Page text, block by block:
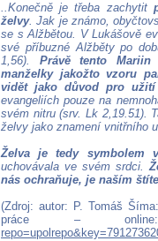
..Konečně je třeba zachytit
želvy. Jak je známo,
se s Alžbětou. V Lukášově
své příbuzné Alžběty po
1,56). Právě tento
manželky jakožto vzoru
vidět jako důvod pro
evangeliích pouze na
svém nitru (srv. Lk 2,19.51).
želvy jako znamení vnitřního
Želva je tedy symbolem
uchovávala ve svém srdci.
nás ochraňuje, je naším
(Zdroj: autor: P. Tomáš
práce –